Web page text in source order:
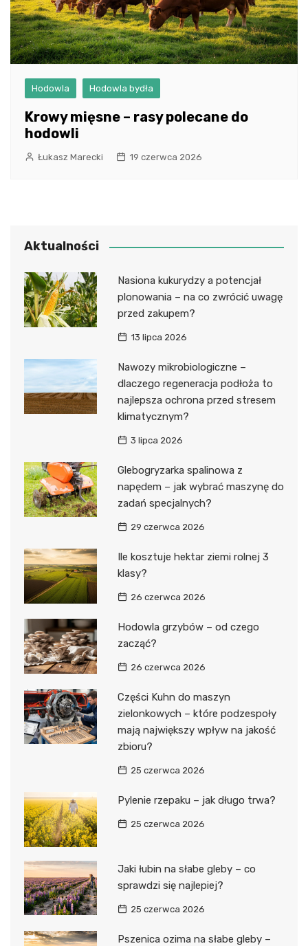
Hodowla Hodowla bydła
Krowy mięsne – rasy polecane do
hodowli
Łukasz Marecki 19 czerwca 2026
Aktualności
Nasiona kukurydzy a potencjał
plonowania – na co zwrócić uwagę
przed zakupem?
13 lipca 2026
Nawozy mikrobiologiczne –
dlaczego regeneracja podłoża to
najlepsza ochrona przed stresem
klimatycznym?
3 lipca 2026
Glebogryzarka spalinowa z
napędem – jak wybrać maszynę do
zadań specjalnych?
29 czerwca 2026
Ile kosztuje hektar ziemi rolnej 3
klasy?
26 czerwca 2026
Hodowla grzybów – od czego
zacząć?
26 czerwca 2026
Części Kuhn do maszyn
zielonkowych – które podzespoły
mają największy wpływ na jakość
zbioru?
25 czerwca 2026
Pylenie rzepaku – jak długo trwa?
25 czerwca 2026
Jaki łubin na słabe gleby – co
sprawdzi się najlepiej?
25 czerwca 2026
Pszenica ozima na słabe gleby –